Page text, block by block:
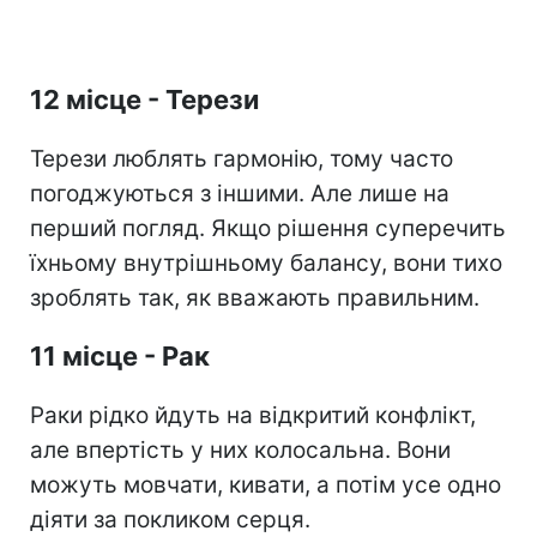
12 місце - Терези
Терези люблять гармонію, тому часто
погоджуються з іншими. Але лише на
перший погляд. Якщо рішення суперечить
їхньому внутрішньому балансу, вони тихо
зроблять так, як вважають правильним.
11 місце - Рак
Раки рідко йдуть на відкритий конфлікт,
але впертість у них колосальна. Вони
можуть мовчати, кивати, а потім усе одно
діяти за покликом серця.